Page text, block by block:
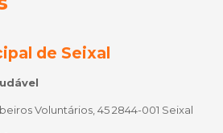
de Seixal
Voluntários, 45 2844-001 Seixal